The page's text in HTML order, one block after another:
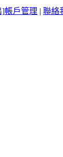
]帳戶管理 | 聯絡